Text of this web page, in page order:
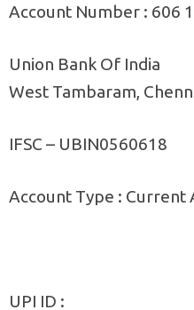
Account Number : 606
Union Bank Of India
West Tambaram,
IFSC – UBIN0560618
Account Type : Current
UPI ID :